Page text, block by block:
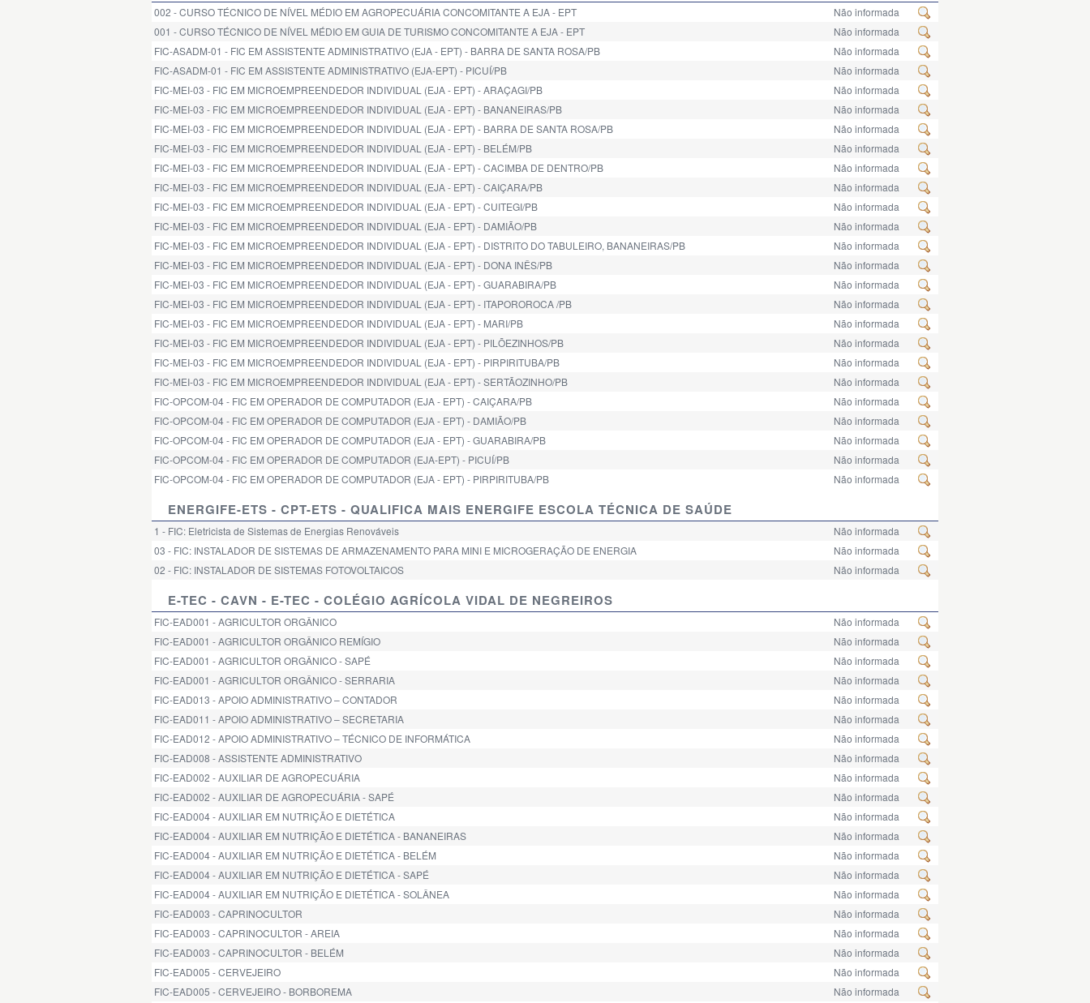
002 - CURSO TÉCNICO DE NÍVEL MÉDIO EM AGROPECUÁRIA CONCOMITANTE A EJA - EPT
Não informada
001 - CURSO TÉCNICO DE NÍVEL MÉDIO EM GUIA DE TURISMO CONCOMITANTE A EJA - EPT
Não informada
FIC-ASADM-01 - FIC EM ASSISTENTE ADMINISTRATIVO (EJA - EPT) - BARRA DE SANTA ROSA/PB
Não informada
FIC-ASADM-01 - FIC EM ASSISTENTE ADMINISTRATIVO (EJA-EPT) - PICUÍ/PB
Não informada
FIC-MEI-03 - FIC EM MICROEMPREENDEDOR INDIVIDUAL (EJA - EPT) - ARAÇAGI/PB
Não informada
FIC-MEI-03 - FIC EM MICROEMPREENDEDOR INDIVIDUAL (EJA - EPT) - BANANEIRAS/PB
Não informada
FIC-MEI-03 - FIC EM MICROEMPREENDEDOR INDIVIDUAL (EJA - EPT) - BARRA DE SANTA ROSA/PB
Não informada
FIC-MEI-03 - FIC EM MICROEMPREENDEDOR INDIVIDUAL (EJA - EPT) - BELÉM/PB
Não informada
FIC-MEI-03 - FIC EM MICROEMPREENDEDOR INDIVIDUAL (EJA - EPT) - CACIMBA DE DENTRO/PB
Não informada
FIC-MEI-03 - FIC EM MICROEMPREENDEDOR INDIVIDUAL (EJA - EPT) - CAIÇARA/PB
Não informada
FIC-MEI-03 - FIC EM MICROEMPREENDEDOR INDIVIDUAL (EJA - EPT) - CUITEGI/PB
Não informada
FIC-MEI-03 - FIC EM MICROEMPREENDEDOR INDIVIDUAL (EJA - EPT) - DAMIÃO/PB
Não informada
FIC-MEI-03 - FIC EM MICROEMPREENDEDOR INDIVIDUAL (EJA - EPT) - DISTRITO DO TABULEIRO, BANANEIRAS/PB
Não informada
FIC-MEI-03 - FIC EM MICROEMPREENDEDOR INDIVIDUAL (EJA - EPT) - DONA INÊS/PB
Não informada
FIC-MEI-03 - FIC EM MICROEMPREENDEDOR INDIVIDUAL (EJA - EPT) - GUARABIRA/PB
Não informada
FIC-MEI-03 - FIC EM MICROEMPREENDEDOR INDIVIDUAL (EJA - EPT) - ITAPOROROCA /PB
Não informada
FIC-MEI-03 - FIC EM MICROEMPREENDEDOR INDIVIDUAL (EJA - EPT) - MARI/PB
Não informada
FIC-MEI-03 - FIC EM MICROEMPREENDEDOR INDIVIDUAL (EJA - EPT) - PILÕEZINHOS/PB
Não informada
FIC-MEI-03 - FIC EM MICROEMPREENDEDOR INDIVIDUAL (EJA - EPT) - PIRPIRITUBA/PB
Não informada
FIC-MEI-03 - FIC EM MICROEMPREENDEDOR INDIVIDUAL (EJA - EPT) - SERTÃOZINHO/PB
Não informada
FIC-OPCOM-04 - FIC EM OPERADOR DE COMPUTADOR (EJA - EPT) - CAIÇARA/PB
Não informada
FIC-OPCOM-04 - FIC EM OPERADOR DE COMPUTADOR (EJA - EPT) - DAMIÃO/PB
Não informada
FIC-OPCOM-04 - FIC EM OPERADOR DE COMPUTADOR (EJA - EPT) - GUARABIRA/PB
Não informada
FIC-OPCOM-04 - FIC EM OPERADOR DE COMPUTADOR (EJA-EPT) - PICUÍ/PB
Não informada
FIC-OPCOM-04 - FIC EM OPERADOR DE COMPUTADOR (EJA - EPT) - PIRPIRITUBA/PB
Não informada
ENERGIFE-ETS - CPT-ETS - QUALIFICA MAIS ENERGIFE ESCOLA TÉCNICA DE SAÚDE
1 - FIC: Eletricista de Sistemas de Energias Renováveis
Não informada
03 - FIC: INSTALADOR DE SISTEMAS DE ARMAZENAMENTO PARA MINI E MICROGERAÇÃO DE ENERGIA
Não informada
02 - FIC: INSTALADOR DE SISTEMAS FOTOVOLTAICOS
Não informada
E-TEC - CAVN - E-TEC - COLÉGIO AGRÍCOLA VIDAL DE NEGREIROS
FIC-EAD001 - AGRICULTOR ORGÂNICO
Não informada
FIC-EAD001 - AGRICULTOR ORGÂNICO REMÍGIO
Não informada
FIC-EAD001 - AGRICULTOR ORGÂNICO - SAPÉ
Não informada
FIC-EAD001 - AGRICULTOR ORGÂNICO - SERRARIA
Não informada
FIC-EAD013 - APOIO ADMINISTRATIVO – CONTADOR
Não informada
FIC-EAD011 - APOIO ADMINISTRATIVO – SECRETARIA
Não informada
FIC-EAD012 - APOIO ADMINISTRATIVO – TÉCNICO DE INFORMÁTICA
Não informada
FIC-EAD008 - ASSISTENTE ADMINISTRATIVO
Não informada
FIC-EAD002 - AUXILIAR DE AGROPECUÁRIA
Não informada
FIC-EAD002 - AUXILIAR DE AGROPECUÁRIA - SAPÉ
Não informada
FIC-EAD004 - AUXILIAR EM NUTRIÇÃO E DIETÉTICA
Não informada
FIC-EAD004 - AUXILIAR EM NUTRIÇÃO E DIETÉTICA - BANANEIRAS
Não informada
FIC-EAD004 - AUXILIAR EM NUTRIÇÃO E DIETÉTICA - BELÉM
Não informada
FIC-EAD004 - AUXILIAR EM NUTRIÇÃO E DIETÉTICA - SAPÉ
Não informada
FIC-EAD004 - AUXILIAR EM NUTRIÇÃO E DIETÉTICA - SOLÂNEA
Não informada
FIC-EAD003 - CAPRINOCULTOR
Não informada
FIC-EAD003 - CAPRINOCULTOR - AREIA
Não informada
FIC-EAD003 - CAPRINOCULTOR - BELÉM
Não informada
FIC-EAD005 - CERVEJEIRO
Não informada
FIC-EAD005 - CERVEJEIRO - BORBOREMA
Não informada